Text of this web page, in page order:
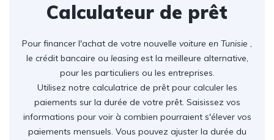
Calculateur de prêt
Pour financer l'achat de votre nouvelle voiture en Tunisie ,
le crédit bancaire ou leasingest la meilleure alternative,
pour les particuliers ou les entreprises.
Utilisez notre calculatrice de prêt pour calculer les
paiements sur la durée de votre prêt. Saisissez vos
informations pour voir à combien pourraient s'élever vos
paiements mensuels. Vous pouvez ajuster la durée du